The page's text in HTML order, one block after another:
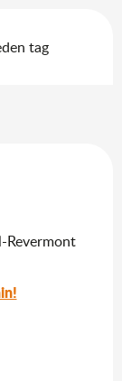
tag
Revermont